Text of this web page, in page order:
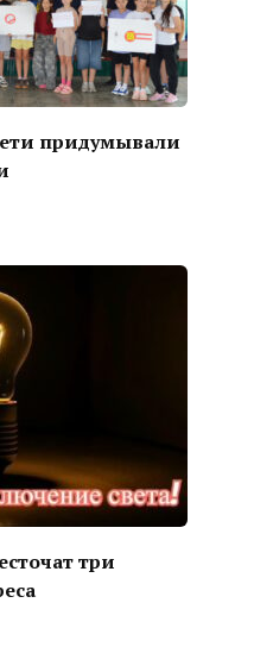
придумывали
три